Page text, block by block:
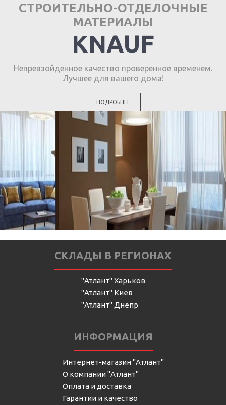
СТРОИТЕЛЬНО-ОТДЕЛОЧНЫЕ
МАТЕРИАЛЫ
KNAUF
Непревзойденное качество проверенное временем.
Лучшее для вашего дома!
ПОДРОБНЕЕ
СКЛАДЫ В РЕГИОНАХ
"Атлант" Харьков
"Атлант" Киев
"Атлант" Днепр
ИНФОРМАЦИЯ
Интернет-магазин "Атлант"
О компании "Атлант"
Оплата и доставка
Гарантии и качество